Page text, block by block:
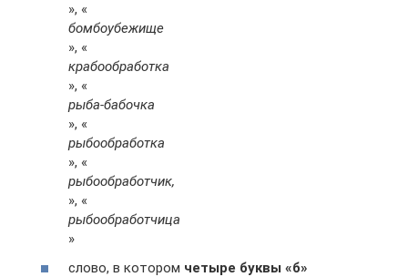
», «
бомбоубежище
», «
крабообработка
», «
рыба-бабочка
», «
рыбообработка
», «
рыбообработчик,
», «
рыбообработчица
»
слово, в котором четыре буквы «б»